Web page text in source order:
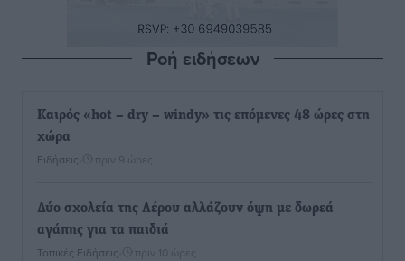
Ροή ειδήσεων
Καιρός «hot – dry – windy» τις επόμενες 48 ώρες στη
χώρα
Ειδήσεις πριν 9 ώρες
Δύο σχολεία της Λέρου αλλάζουν όψη με δωρεά
αγάπης για τα παιδιά
Τοπικές Ειδήσεις πριν 10 ώρες